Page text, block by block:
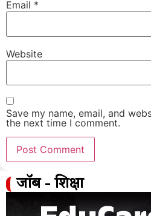
Email *
Website
Save my name, email, and
the next time I comment.
जॉब - शिक्षा